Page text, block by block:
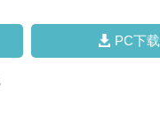
PC下载